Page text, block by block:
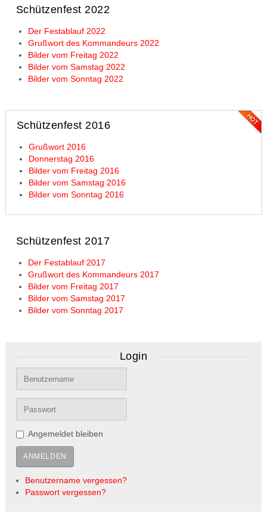
Schützenfest 2022
Der Festablauf 2022
Grußwort des Kommandeurs 2022
Bilder vom Freitag 2022
Bilder vom Samstag 2022
Bilder vom Sonntag 2022
Schützenfest 2016
Grußwort 2016
Donnerstag 2016
Bilder vom Freitag 2016
Bilder vom Samstag 2016
Bilder vom Sonntag 2016
Schützenfest 2017
Der Festablauf 2017
Grußwort des Kommandeurs 2017
Bilder vom Freitag 2017
Bilder vom Samstag 2017
Bilder vom Sonntag 2017
Login
Angemeldet bleiben
ANMELDEN
Benutzername vergessen?
Passwort vergessen?